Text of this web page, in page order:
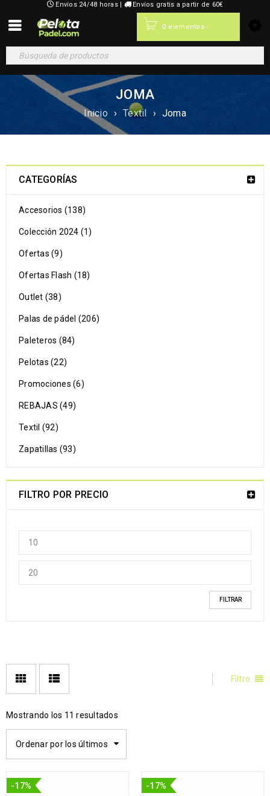
Envíos 24/48 horas | Envíos gratis a partir de 60€
0 elementos -
JOMA
Inicio › Textil › Joma
CATEGORÍAS
Accesorios (138)
Colección 2024 (1)
Ofertas (9)
Ofertas Flash (18)
Outlet (38)
Palas de pádel (206)
Paleteros (84)
Pelotas (22)
Promociones (6)
REBAJAS (49)
Textil (92)
Zapatillas (93)
FILTRO POR PRECIO
FILTRAR
Filtro
Mostrando los 11 resultados
Ordenar por los últimos
-17% -17%